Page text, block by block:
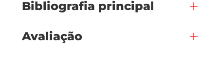
Bibliografia principal
Avaliação